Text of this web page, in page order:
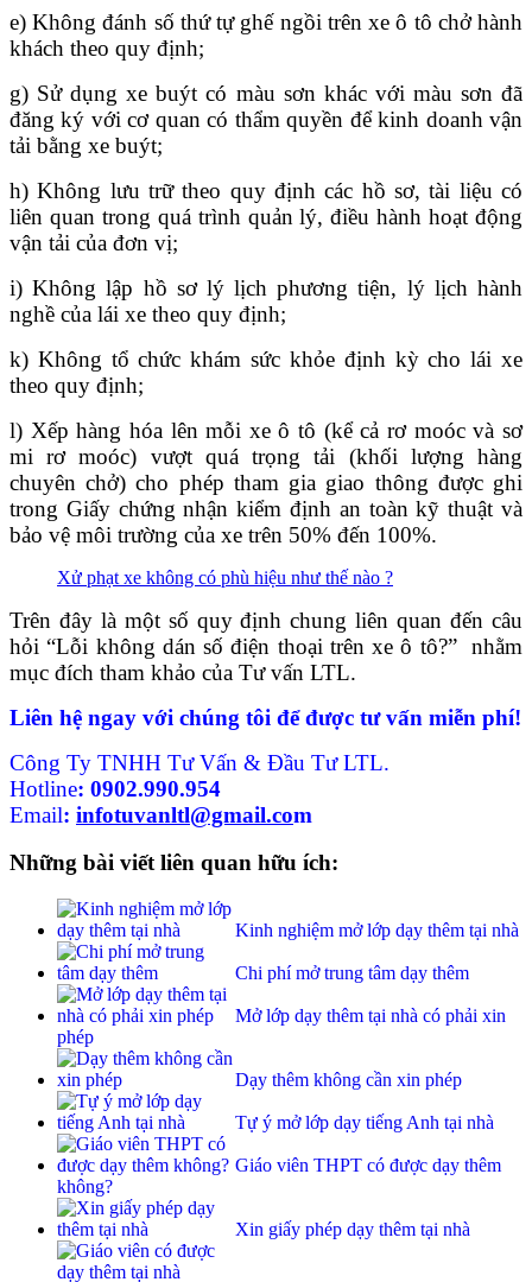
e) Không đánh số thứ tự ghế ngồi trên xe ô tô chở hành
khách theo quy định;
g) Sử dụng xe buýt có màu sơn khác với màu sơn đã
đăng ký với cơ quan có thẩm quyền để kinh doanh vận
tải bằng xe buýt;
h) Không lưu trữ theo quy định các hồ sơ, tài liệu có
liên quan trong quá trình quản lý, điều hành hoạt động
vận tải của đơn vị;
i) Không lập hồ sơ lý lịch phương tiện, lý lịch hành
nghề của lái xe theo quy định;
k) Không tổ chức khám sức khỏe định kỳ cho lái xe
theo quy định;
l) Xếp hàng hóa lên mỗi xe ô tô (kể cả rơ moóc và sơ
mi rơ moóc) vượt quá trọng tải (khối lượng hàng
chuyên chở) cho phép tham gia giao thông được ghi
trong Giấy chứng nhận kiểm định an toàn kỹ thuật và
bảo vệ môi trường của xe trên 50% đến 100%.
Xử phạt xe không có phù hiệu như thế nào ?
Trên đây là một số quy định chung liên quan đến câu
hỏi “Lỗi không dán số điện thoại trên xe ô tô?” nhằm
mục đích tham khảo của Tư vấn LTL.
Liên hệ ngay với chúng tôi để được tư vấn miễn phí!
Công Ty TNHH Tư Vấn & Đầu Tư LTL.
Hotline: 0902.990.954
Email: infotuvanltl@gmail.com
Những bài viết liên quan hữu ích:
Kinh nghiệm mở lớp dạy thêm tại nhà
Chi phí mở trung tâm dạy thêm
Mở lớp dạy thêm tại nhà có phải xin
phép
Dạy thêm không cần xin phép
Tự ý mở lớp dạy tiếng Anh tại nhà
Giáo viên THPT có được dạy thêm
không?
Xin giấy phép dạy thêm tại nhà